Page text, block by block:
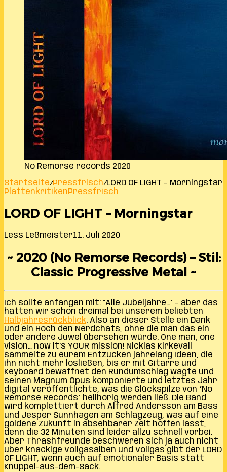
No Remorse records 2020
Startseite/Pressfrisch/LORD OF LIGHT – Morningstar
PlattenkritikenPressfrisch
LORD OF LIGHT – Morningstar
Less Leßmeister11. Juli 2020
~ 2020 (No Remorse Records) – Stil:
Classic Progressive Metal ~
Ich sollte anfangen mit: “Alle Jubeljahre…” – aber das
hatten wir schon dreimal bei unserem beliebten
Halbjahresrückblick. Also an dieser Stelle ein Dank
und ein Hoch den Nerdchats, ohne die man das ein
oder andere Juwel übersehen würde. One man, one
vision… now it’s YOUR mission! Nicklas Kirkevall
sammelte zu eurem Entzücken jahrelang Ideen, die
ihn nicht mehr losließen, bis er mit Gitarre und
Keyboard bewaffnet den Rundumschlag wagte und
seinen Magnum Opus komponierte und letztes Jahr
digital veröffentlichte, was die Glückspilze von “No
Remorse Records” hellhörig werden ließ. Die Band
wird komplettiert durch Alfred Andersson am Bass
und Jesper Sunnhagen am Schlagzeug, was auf eine
goldene Zukunft in absehbarer Zeit hoffen lässt,
denn die 32 Minuten sind leider allzu schnell vorbei.
Aber Thrashfreunde beschweren sich ja auch nicht
über knackige Vollgasalben und Vollgas gibt der LORD
OF LIGHT, wenn auch auf emotionaler Basis statt
Knüppel-aus-dem-Sack.